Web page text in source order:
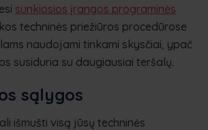
sunkiosios įrangos programinės
techninės priežiūros procedūrose
naudojami tinkami skysčiai, ypač
susiduria su daugiausiai teršalų.
sąlygos
išmušti visą jūsų techninės